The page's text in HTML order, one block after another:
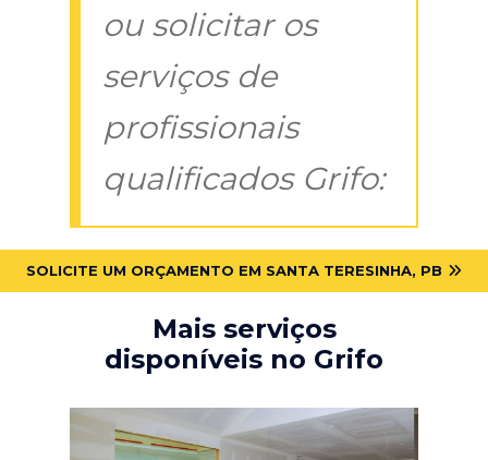
ou solicitar os
serviços de
profissionais
qualificados Grifo:
SOLICITE UM ORÇAMENTO EM SANTA TERESINHA, PB
Mais serviços
disponíveis no Grifo